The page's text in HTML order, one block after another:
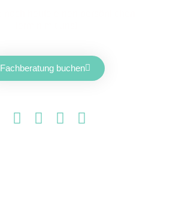
Fachberatung buchen